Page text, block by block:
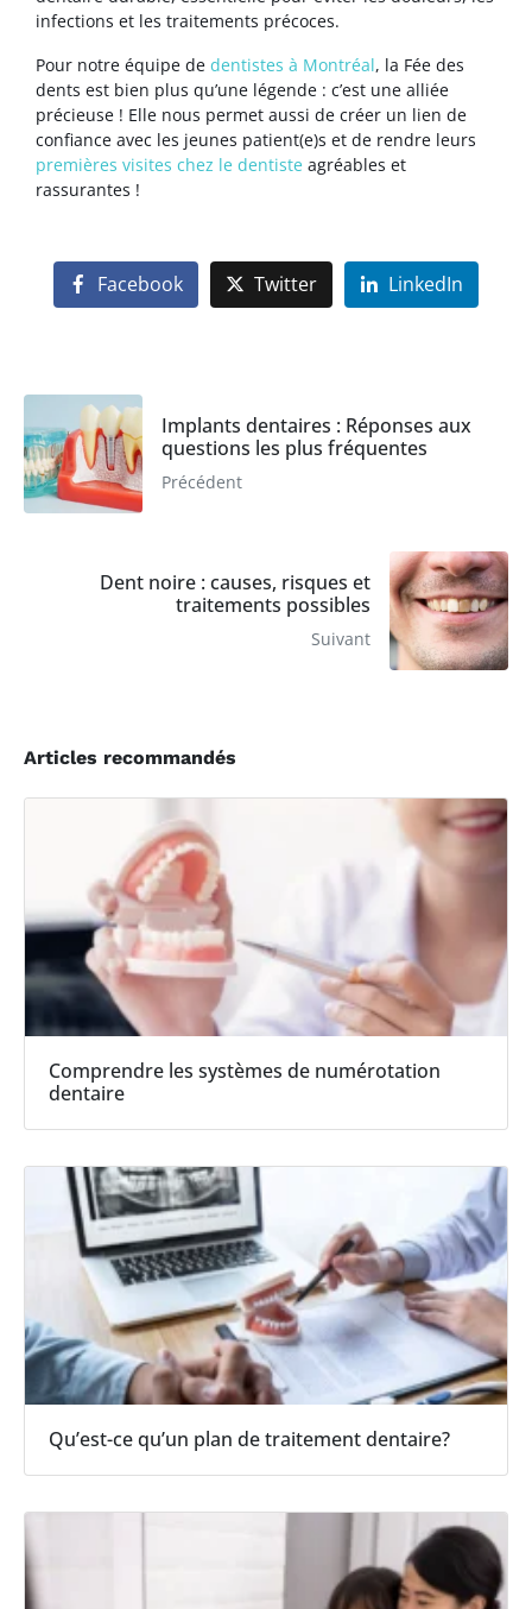
infections et les traitements précoces.
Pour notre équipe de dentistes à Montréal, la Fée des
dents est bien plus qu’une légende : c’est une alliée
précieuse ! Elle nous permet aussi de créer un lien de
confiance avec les jeunes patient(e)s et de rendre leurs
premières visites chez le dentiste agréables et
rassurantes !
Facebook Twitter LinkedIn
Implants dentaires : Réponses aux
questions les plus fréquentes
Précédent
Dent noire : causes, risques et
traitements possibles
Suivant
Articles recommandés
Comprendre les systèmes de numérotation
dentaire
Qu’est-ce qu’un plan de traitement dentaire?